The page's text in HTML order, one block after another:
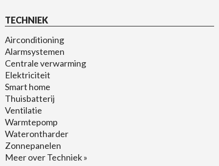
TECHNIEK
Airconditioning
Alarmsystemen
Centrale verwarming
Elektriciteit
Smart home
Thuisbatterij
Ventilatie
Warmtepomp
Waterontharder
Zonnepanelen
Meer over Techniek »